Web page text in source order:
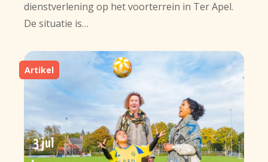
dienstverlening op het voorterrein in Ter Apel.
De situatie is…
Artikel
3 jul